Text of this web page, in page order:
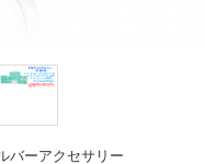
バーアクセサリー